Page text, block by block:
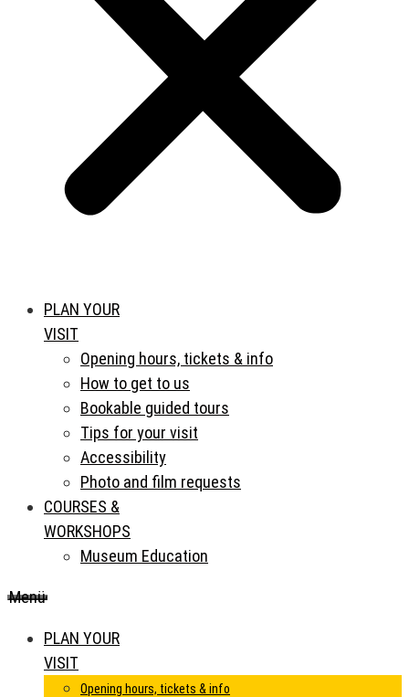
PLAN YOUR
VISIT
Opening hours, tickets & info
How to get to us
Bookable guided tours
Tips for your visit
Accessibility
Photo and film requests
COURSES &
WORKSHOPS
Museum Education
Menü
PLAN YOUR
VISIT
Opening hours, tickets & info